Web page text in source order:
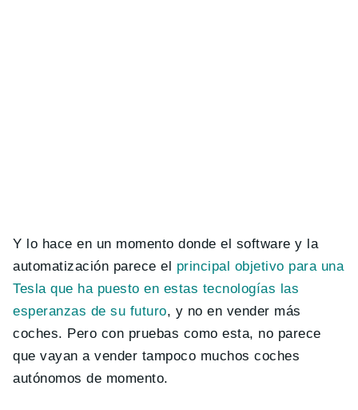
Y lo hace en un momento donde el software y la
automatización parece el principal objetivo para una
Tesla que ha puesto en estas tecnologías las
esperanzas de su futuro, y no en vender más
coches. Pero con pruebas como esta, no parece
que vayan a vender tampoco muchos coches
autónomos de momento.